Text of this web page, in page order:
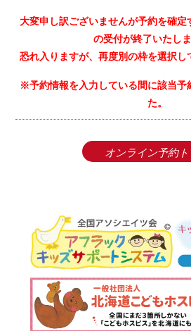
大変申し訳ございませんが予約を確
の受付が終了いたしま
恐れ入りますが、再度別の枠を選択し
※予約情報を入力している間に該当予
た。